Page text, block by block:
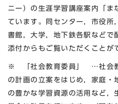
ニー）の生涯学習講座案内「
ています。同センター，市役所
書館，大学，地下鉄各駅などで
添付からもご覧いただくことが
※ 「社会教育委員」 …社会教
の計画の立案をはじめ，家庭・
の豊かな学習資源の活用など，